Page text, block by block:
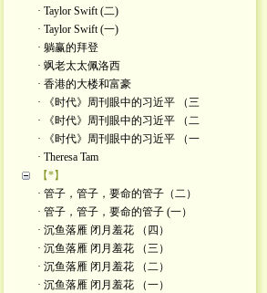
· Taylor Swift (二)
· Taylor Swift (一)
· 躺赢的拜登
· 飒老太太佩洛西
· 香港的大楼和富豪
· 《时代》周刊眼中的习近平 （三
· 《时代》周刊眼中的习近平 （二
· 《时代》周刊眼中的习近平 （一
· Theresa Tam
【*】
· 管子，管子，要命的管子（二）
· 管子，管子，要命的管子 (一）
· 沉鱼落雁 闭月羞花 （四）
· 沉鱼落雁 闭月羞花 （三）
· 沉鱼落雁 闭月羞花 （二）
· 沉鱼落雁 闭月羞花 （一）